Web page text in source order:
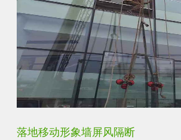
落地移动形象墙屏风隔断